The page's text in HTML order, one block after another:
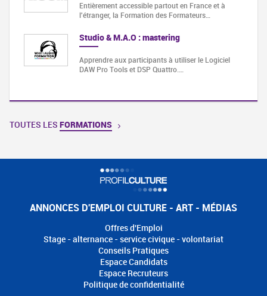
Entièrement accessible partout en France et à
l'étranger, la Formation des Formateurs…
Studio & M.A.O : mastering
Apprendre aux participants à utiliser le Logiciel
DAW Pro Tools et DSP Quattro.…
TOUTES LES FORMATIONS
ANNONCES D'EMPLOI CULTURE - ART - MÉDIAS
Offres d'Emploi
Stage - alternance - service civique - volontariat
Conseils Pratiques
Espace Candidats
Espace Recruteurs
Politique de confidentialité